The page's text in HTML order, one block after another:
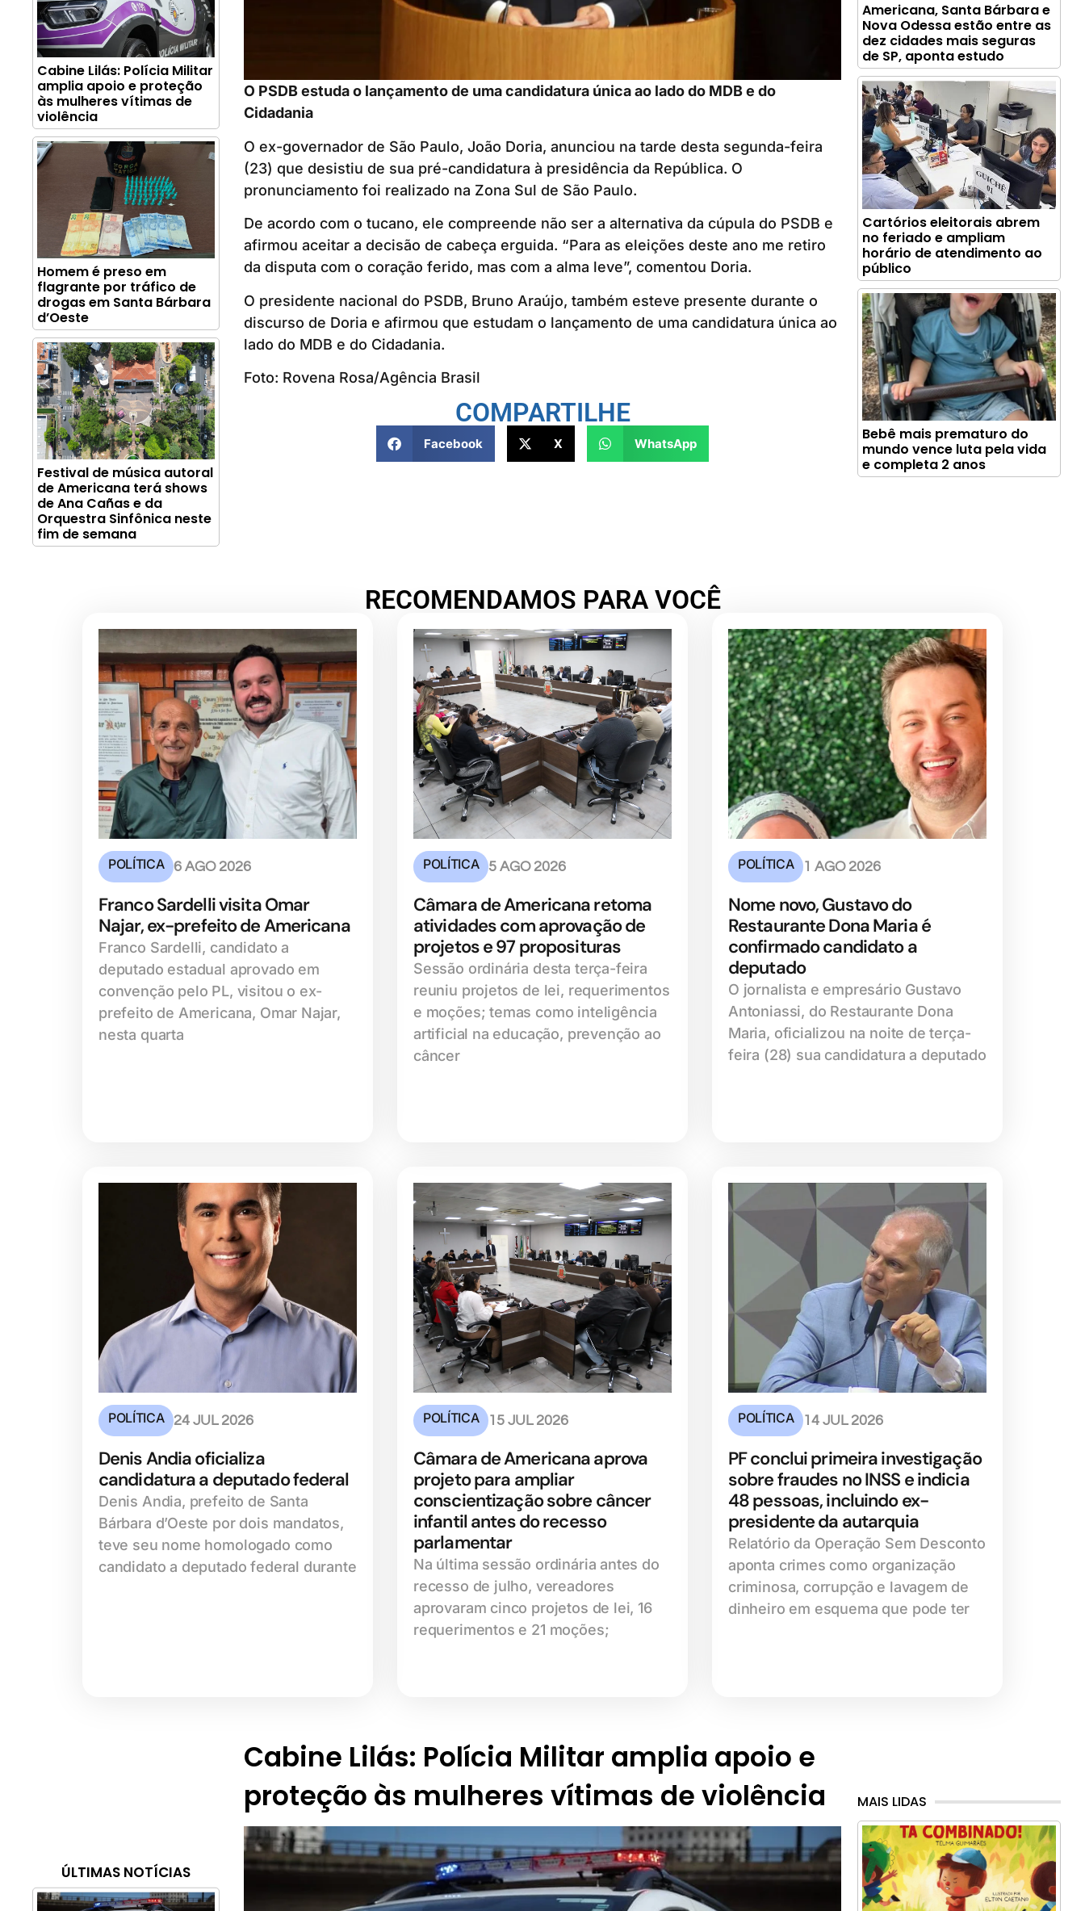
Cabine Lilás: Polícia Militar
amplia apoio e proteção
às mulheres vítimas de
violência
Homem é preso em
flagrante por tráfico de
drogas em Santa Bárbara
d’Oeste
Festival de música autoral
de Americana terá shows
de Ana Cañas e da
Orquestra Sinfônica neste
fim de semana
O PSDB estuda o lançamento de uma candidatura única ao lado do MDB e do
Cidadania
O ex-governador de São Paulo, João Doria, anunciou na tarde desta segunda-feira
(23) que desistiu de sua pré-candidatura à presidência da República. O
pronunciamento foi realizado na Zona Sul de São Paulo.
De acordo com o tucano, ele compreende não ser a alternativa da cúpula do PSDB e
afirmou aceitar a decisão de cabeça erguida. “Para as eleições deste ano me retiro
da disputa com o coração ferido, mas com a alma leve”, comentou Doria.
O presidente nacional do PSDB, Bruno Araújo, também esteve presente durante o
discurso de Doria e afirmou que estudam o lançamento de uma candidatura única ao
lado do MDB e do Cidadania.
Foto: Rovena Rosa/Agência Brasil
COMPARTILHE
Facebook X WhatsApp
Americana, Santa Bárbara e
Nova Odessa estão entre as
dez cidades mais seguras
de SP, aponta estudo
Cartórios eleitorais abrem
no feriado e ampliam
horário de atendimento ao
público
Bebê mais prematuro do
mundo vence luta pela vida
e completa 2 anos
RECOMENDAMOS PARA VOCÊ
POLÍTICA 6 AGO 2026
Franco Sardelli visita Omar
Najar, ex-prefeito de Americana
Franco Sardelli, candidato a
deputado estadual aprovado em
convenção pelo PL, visitou o ex-
prefeito de Americana, Omar Najar,
nesta quarta
POLÍTICA 5 AGO 2026
Câmara de Americana retoma
atividades com aprovação de
projetos e 97 proposituras
Sessão ordinária desta terça-feira
reuniu projetos de lei, requerimentos
e moções; temas como inteligência
artificial na educação, prevenção ao
câncer
POLÍTICA 1 AGO 2026
Nome novo, Gustavo do
Restaurante Dona Maria é
confirmado candidato a
deputado
O jornalista e empresário Gustavo
Antoniassi, do Restaurante Dona
Maria, oficializou na noite de terça-
feira (28) sua candidatura a deputado
POLÍTICA 24 JUL 2026
Denis Andia oficializa
candidatura a deputado federal
Denis Andia, prefeito de Santa
Bárbara d’Oeste por dois mandatos,
teve seu nome homologado como
candidato a deputado federal durante
POLÍTICA 15 JUL 2026
Câmara de Americana aprova
projeto para ampliar
conscientização sobre câncer
infantil antes do recesso
parlamentar
Na última sessão ordinária antes do
recesso de julho, vereadores
aprovaram cinco projetos de lei, 16
requerimentos e 21 moções;
POLÍTICA 14 JUL 2026
PF conclui primeira investigação
sobre fraudes no INSS e indicia
48 pessoas, incluindo ex-
presidente da autarquia
Relatório da Operação Sem Desconto
aponta crimes como organização
criminosa, corrupção e lavagem de
dinheiro em esquema que pode ter
ÚLTIMAS NOTÍCIAS
Cabine Lilás: Polícia Militar amplia apoio e
proteção às mulheres vítimas de violência
MAIS LIDAS